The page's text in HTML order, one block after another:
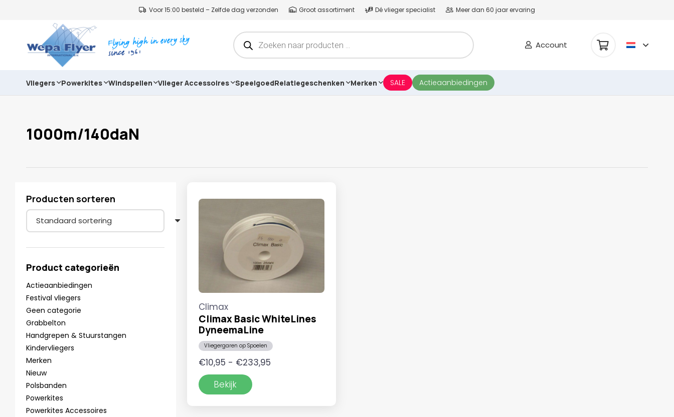
Voor 15:00 besteld – Zelfde dag verzonden Groot assortiment Dé vlieger specialist Meer dan 60 jaar ervaring
Producten
zoeken Account
Vliegers Powerkites Windspellen Vlieger Accessoires SpeelgoedRelatiegeschenken Merken SALE Actieaanbiedingen
1000m/140daN
Producten sorteren
Product categorieën
Actieaanbiedingen
Festival vliegers
Geen categorie
Grabbelton
Handgrepen & Stuurstangen
Kindervliegers
Merken
Nieuw
Polsbanden
Powerkites
Powerkites Accessoires
Climax
Climax Basic WhiteLines
DyneemaLine
Vliegergaren op Spoelen
€10,95 - €233,95Prijsklasse:
Bekijk